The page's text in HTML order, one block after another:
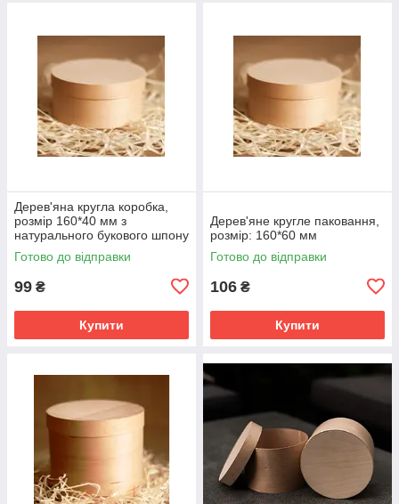
Дерев'яна кругла коробка,
розмір 160*40 мм з
натурального букового шпону
М00-КР16040
Готово до відправки
99 ₴
Купити
Дерев'яне кругле паковання,
розмір: 160*60 мм
Готово до відправки
106 ₴
Купити